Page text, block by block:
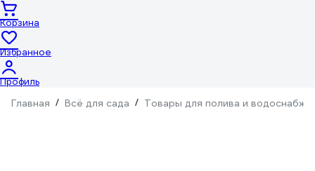
Корзина
Избранное
Профиль
Главная / Всё для сада / Товары для полива и